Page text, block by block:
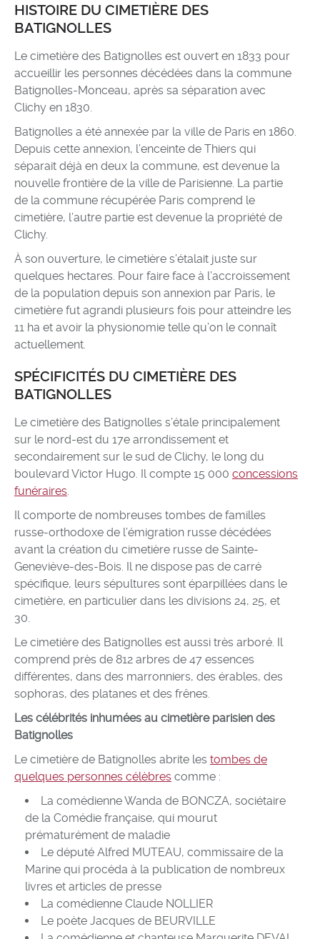
HISTOIRE DU CIMETIÈRE DES
BATIGNOLLES
Le cimetière des Batignolles est ouvert en 1833 pour
accueillir les personnes décédées dans la commune
Batignolles-Monceau, après sa séparation avec
Clichy en 1830.
Batignolles a été annexée par la ville de Paris en 1860.
Depuis cette annexion, l’enceinte de Thiers qui
séparait déjà en deux la commune, est devenue la
nouvelle frontière de la ville de Parisienne. La partie
de la commune récupérée Paris comprend le
cimetière, l’autre partie est devenue la propriété de
Clichy.
À son ouverture, le cimetière s’étalait juste sur
quelques hectares. Pour faire face à l’accroissement
de la population depuis son annexion par Paris, le
cimetière fut agrandi plusieurs fois pour atteindre les
11 ha et avoir la physionomie telle qu’on le connaît
actuellement.
SPÉCIFICITÉS DU CIMETIÈRE DES
BATIGNOLLES
Le cimetière des Batignolles s’étale principalement
sur le nord-est du 17e arrondissement et
secondairement sur le sud de Clichy, le long du
boulevard Victor Hugo. Il compte 15 000 concessions
funéraires.
Il comporte de nombreuses tombes de familles
russe-orthodoxe de l’émigration russe décédées
avant la création du cimetière russe de Sainte-
Geneviève-des-Bois. Il ne dispose pas de carré
spécifique, leurs sépultures sont éparpillées dans le
cimetière, en particulier dans les divisions 24, 25, et
30.
Le cimetière des Batignolles est aussi très arboré. Il
comprend près de 812 arbres de 47 essences
différentes, dans des marronniers, des érables, des
sophoras, des platanes et des frênes.
Les célébrités inhumées au cimetière parisien des
Batignolles
Le cimetière de Batignolles abrite les tombes de
quelques personnes célèbres comme :
La comédienne Wanda de BONCZA, sociétaire
de la Comédie française, qui mourut
prématurément de maladie
Le député Alfred MUTEAU, commissaire de la
Marine qui procéda à la publication de nombreux
livres et articles de presse
La comédienne Claude NOLLIER
Le poète Jacques de BEURVILLE